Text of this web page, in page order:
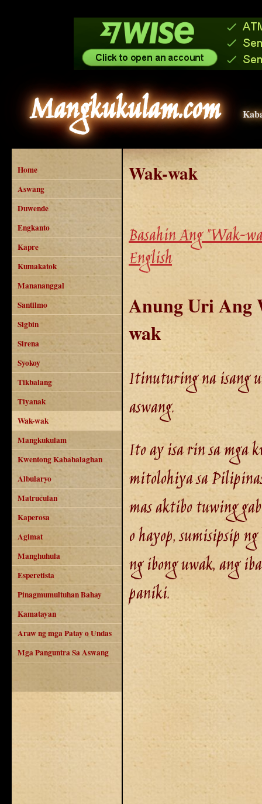
Mangkukulam.com
Home
Aswang
Duwende
Engkanto
Kapre
Kumakatok
Manananggal
Santilmo
Sigbin
Sirena
Syokoy
Tikbalang
Tiyanak
Wak-wak
Mangkukulam
Kwentong Kababalaghan
Albularyo
Matruculan
Kaperosa
Agimat
Manghuhula
Esperetista
Pinagmumultuhan Bahay
Kamatayan
Araw ng mga Patay o Undas
Mga Panguntra Sa Aswang
Wak-wak
Basahin Ang "Wak-
English
Anung Uri Ang
wak
Itinuturing na isang
aswang.
Ito ay isa rin sa mga
mitolohiya sa
mas aktibo tuwing
o hayop, sumisipsip
ng ibong uwak, ang
paniki.